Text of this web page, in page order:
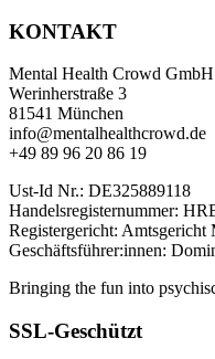
KONTAKT
Mental Health Crowd GmbH
Werinherstraße 3
81541 München
info@mentalhealthcrowd.de
+49 89 96 20 86 19
Ust-Id Nr.: DE325889118
Handelsregisternummer:
Registergericht: Amtsgericht
Geschäftsführer:innen:
Bringing the fun into
SSL-Geschützt